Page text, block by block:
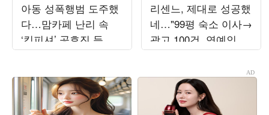
아동 성폭행범 도주했
다…맘카페 난리 속
‘킹피셔’ 공효진 등판
(‘유부녀 킬러’)
리센느, 제대로 성공했
네…"99평 숙소 이사→
광고 100건, 연예인병
경계" ('전참시')